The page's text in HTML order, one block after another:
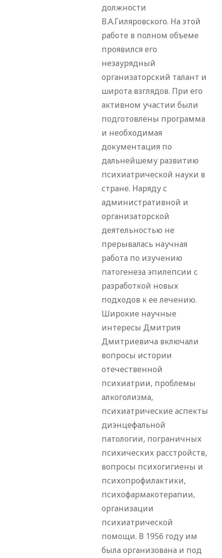
должности
В.А.Гиляровского. На этой
работе в полном объеме
проявился его
незаурядный
организаторский талант и
широта взглядов. При его
активном участии были
подготовлены программа
и необходимая
документация по
дальнейшему развитию
психиатрической науки в
стране. Наряду с
административной и
организаторской
деятельностью не
прерывалась научная
работа по изучению
патогенеза эпилепсии с
разработкой новых
подходов к ее лечению.
Широкие научные
интересы Дмитрия
Дмитриевича включали
вопросы истории
отечественной
психиатрии, проблемы
алкоголизма,
психиатрические аспекты
диэнцефальной
патологии, пограничных
психических расстройств,
вопросы психогигиены и
психопрофилактики,
психофармакотерапии,
организации
психиатрической
помощи. В 1956 году им
была организована и под